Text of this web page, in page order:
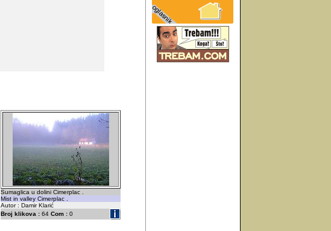
Sumaglica u dolini Cimerplac .
Mist in valley Cimerplac .
Autor : Damir Klarić
Broj klikova : 64 Com : 0